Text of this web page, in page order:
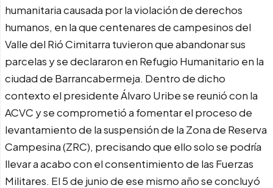
humanitaria causada por la violación de derechos
humanos, en la que centenares de campesinos del
Valle del Rió Cimitarra tuvieron que abandonar sus
parcelas y se declararon en Refugio Humanitario en la
ciudad de Barrancabermeja. Dentro de dicho
contexto el presidente Álvaro Uribe se reunió con la
ACVC y se comprometió a fomentar el proceso de
levantamiento de la suspensión de la Zona de Reserva
Campesina (ZRC), precisando que ello solo se podría
llevar a acabo con el consentimiento de las Fuerzas
Militares. El 5 de junio de ese mismo año se concluyó